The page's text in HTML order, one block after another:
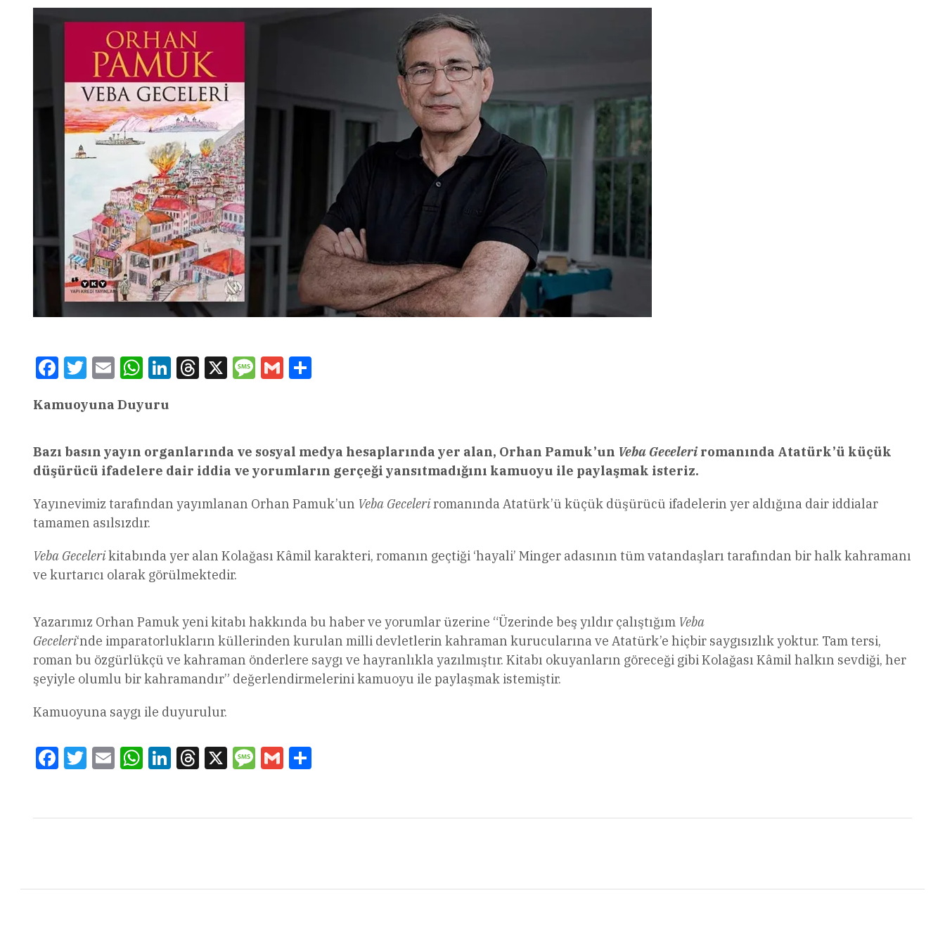
FacebookTwitterEmail WhatsAppLinkedInThreads
X Message
Gmail
Kamuoyuna Duyuru
Bazı basın yayın organlarında ve sosyal medya hesaplarında yer alan, Orhan Pamuk’un Veba Geceleriromanında Atatürk’ü küçük
düşürücü ifadelere dair iddia ve yorumların gerçeği yansıtmadığını kamuoyu ile paylaşmak isteriz.
Yayınevimiz tarafından yayımlanan Orhan Pamuk’un Veba Geceleriromanında Atatürk’ü küçük düşürücü ifadelerin yer aldığına dair iddialar
tamamen asılsızdır.
Veba Gecelerikitabında yer alan Kolağası Kâmil karakteri, romanın geçtiği ‘hayali’ Minger adasının tüm vatandaşları tarafından bir halk kahramanı
ve kurtarıcı olarak görülmektedir.
Yazarımız Orhan Pamuk yeni kitabı hakkında bu haber ve yorumlar üzerine “Üzerinde beş yıldır çalıştığım Veba
Geceleri‘nde imparatorlukların küllerinden kurulan milli devletlerin kahraman kurucularına ve Atatürk’e hiçbir saygısızlık yoktur. Tam tersi,
roman bu özgürlükçü ve kahraman önderlere saygı ve hayranlıkla yazılmıştır. Kitabı okuyanların göreceği gibi Kolağası Kâmil halkın sevdiği, her
şeyiyle olumlu bir kahramandır” değerlendirmelerini kamuoyu ile paylaşmak istemiştir.
Kamuoyuna saygı ile duyurulur.
FacebookTwitterEmail WhatsAppLinkedInThreads
X Message
Gmail